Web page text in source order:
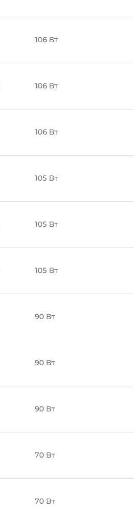
106 Вт
106 Вт
106 Вт
105 Вт
105 Вт
105 Вт
90 Вт
90 Вт
90 Вт
70 Вт
70 Вт